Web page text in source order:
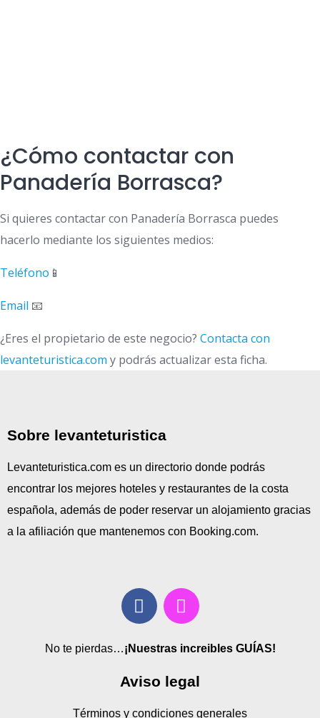
¿Cómo contactar con
Panadería Borrasca?
Si quieres contactar con Panadería Borrasca puedes
hacerlo mediante los siguientes medios:
Teléfono 📱
Email 📧
¿Eres el propietario de este negocio? Contacta con
levanteturistica.com y podrás actualizar esta ficha.
Sobre levanteturistica
Levanteturistica.com es un directorio donde podrás
encontrar los mejores hoteles y restaurantes de la costa
española, además de poder reservar un alojamiento gracias
a la afiliación que mantenemos con Booking.com.
No te pierdas…¡Nuestras increibles GUÍAS!
Aviso legal
Términos y condiciones generales